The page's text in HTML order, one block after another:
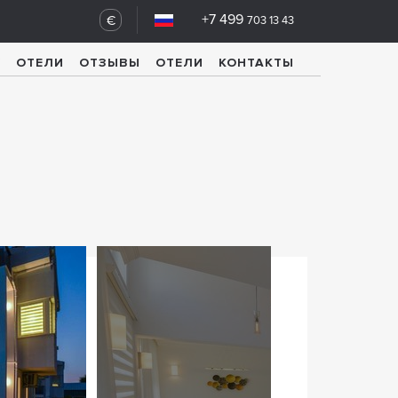
+7 499 703 13 43
€
ОТЕЛИ ОТЗЫВЫ ОТЕЛИ КОНТАКТЫ